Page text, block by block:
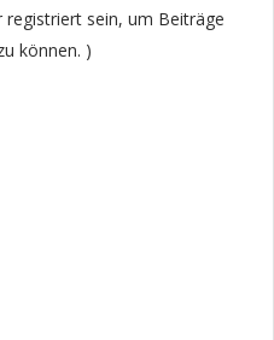
sein, um Beiträge
können. )